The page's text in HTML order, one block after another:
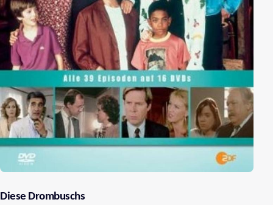
Diese Drombuschs